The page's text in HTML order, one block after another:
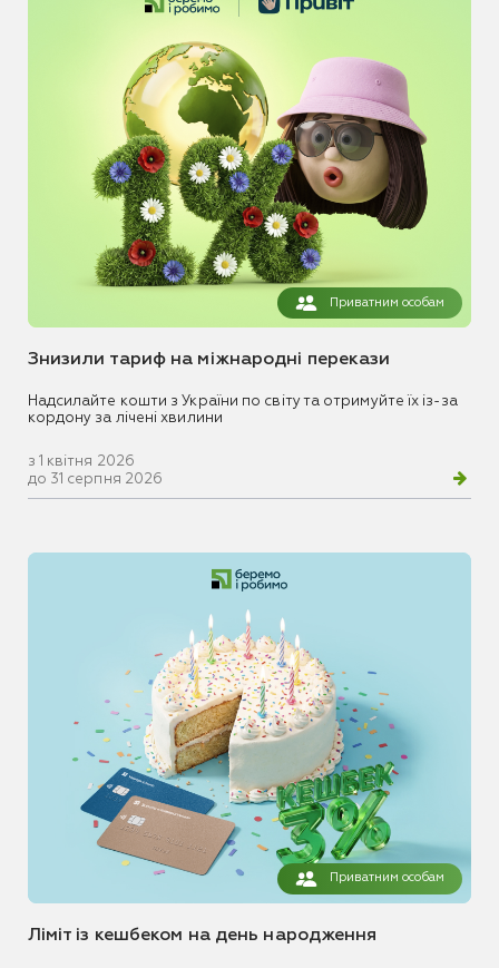
Приватним особам
Знизили тариф на міжнародні перекази
Надсилайте кошти з України по світу та отримуйте їх із-за
кордону за лічені хвилини
з 1 квітня 2026
до 31 серпня 2026
Приватним особам
Ліміт із кешбеком на день народження